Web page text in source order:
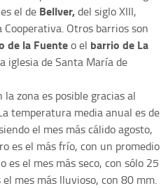
el de Bellver,del siglo XIII,
Otros barrios son
de la Fuenteo el barrio de La
iglesia de Santa María de
zona es posible gracias al
temperatura media anual es de
el mes más cálido agosto,
es el más frío, con un promedio
es el mes más seco, con sólo 25
mes más lluvioso, con 80 mm.